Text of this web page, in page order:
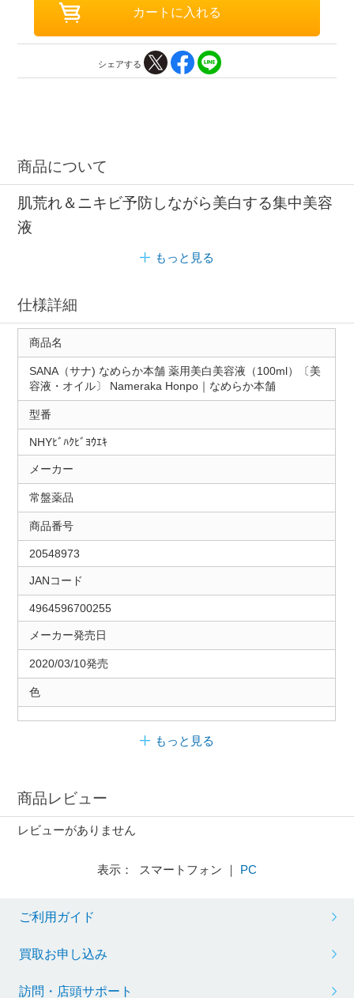
シェアする
商品について
肌荒れ＆ニキビ予防しながら美白する集中美容
液
もっと見る
仕様詳細
商品名
SANA（サナ) なめらか本舗 薬用美白美容液（100ml）〔美
容液・オイル〕 Nameraka Honpo｜なめらか本舗
型番
NHYﾋﾞﾊｸﾋﾞﾖｳｴｷ
メーカー
常盤薬品
商品番号
20548973
JANコード
4964596700255
メーカー発売日
2020/03/10発売
色
もっと見る
商品レビュー
レビューがありません
表示： スマートフォン ｜ PC
ご利用ガイド
買取お申し込み
訪問・店頭サポート